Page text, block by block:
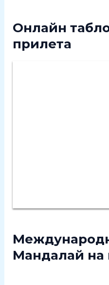
Онлайн
прилета
Мандалай на